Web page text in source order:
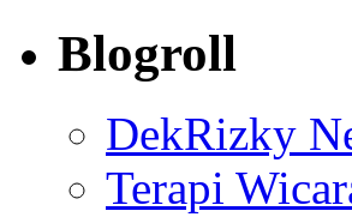
Blogroll
DekRizky
Terapi